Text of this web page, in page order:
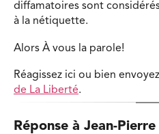
diffamatoires sont
à la nétiquette.
Alors À vous la parole!
Réagissez ici ou bien
de La Liberté.
Réponse à Jean-